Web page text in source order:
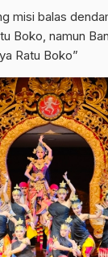
misi balas
Boko, namun
Ratu Boko”